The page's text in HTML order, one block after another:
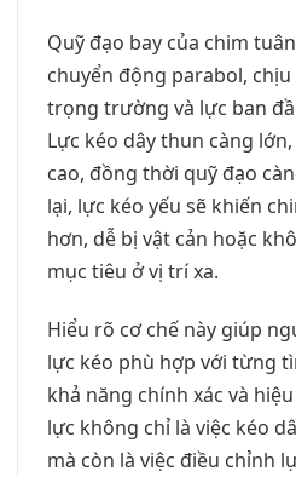
Quỹ đạo bay của chim
chuyển động parabol,
trọng trường và lực ban
Lực kéo dây thun càng
cao, đồng thời quỹ đạo
lại, lực kéo yếu sẽ khiến
hơn, dễ bị vật cản hoặc
mục tiêu ở vị trí xa.
Hiểu rõ cơ chế này giúp
lực kéo phù hợp với từng
khả năng chính xác và
lực không chỉ là việc kéo
mà còn là việc điều chỉnh